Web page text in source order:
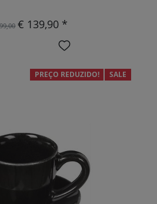
€ 139,90 *
PREÇO REDUZIDO! SALE